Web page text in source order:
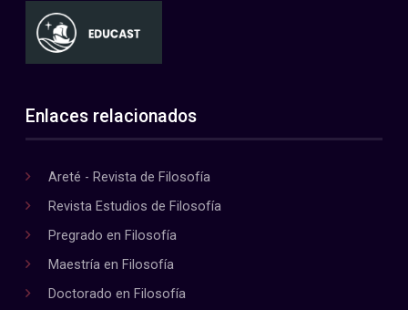
Enlaces relacionados
Areté - Revista de Filosofía
Revista Estudios de Filosofía
Pregrado en Filosofía
Maestría en Filosofía
Doctorado en Filosofía